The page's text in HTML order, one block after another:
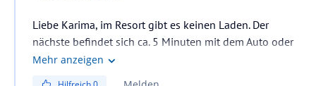
Liebe Karima, im Resort gibt es keinen Laden. Der
nächste befindet sich ca. 5 Minuten mit dem Auto oder
40 Minuten zu Fuß von unserem Resort entfernt.
Mehr anzeigen